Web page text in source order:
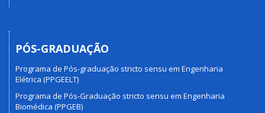
PÓS-GRADUAÇÃO
Programa de Pós-graduação stricto sensu em Engenharia
Elétrica (PPGEELT)
Programa de Pós-Graduação stricto sensu em Engenharia
Biomédica (PPGEB)